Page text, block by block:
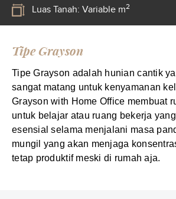
Luas Tanah: Variable m2
Tipe Grayson
Tipe Grayson adalah hunian cantik
sangat matang untuk kenyamanan
Grayson with Home Office membuat
untuk belajar atau ruang bekerja
esensial selama menjalani masa
mungil yang akan menjaga
tetap produktif meski di rumah aja.